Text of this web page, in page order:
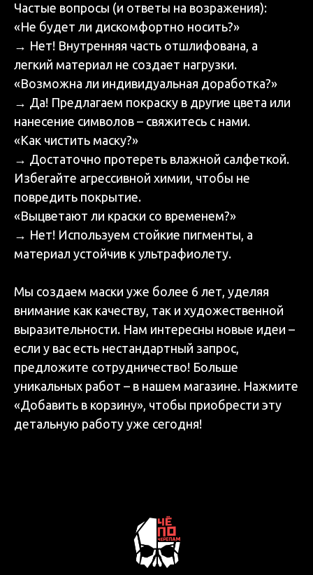
Частые вопросы (и ответы на возражения):
«Не будет ли дискомфортно носить?»
→ Нет! Внутренняя часть отшлифована, а
легкий материал не создает нагрузки.
«Возможна ли индивидуальная доработка?»
→ Да! Предлагаем покраску в другие цвета или
нанесение символов – свяжитесь с нами.
«Как чистить маску?»
→ Достаточно протереть влажной салфеткой.
Избегайте агрессивной химии, чтобы не
повредить покрытие.
«Выцветают ли краски со временем?»
→ Нет! Используем стойкие пигменты, а
материал устойчив к ультрафиолету.
Мы создаем маски уже более 6 лет, уделяя
внимание как качеству, так и художественной
выразительности. Нам интересны новые идеи –
если у вас есть нестандартный запрос,
предложите сотрудничество! Больше
уникальных работ – в нашем магазине. Нажмите
«Добавить в корзину», чтобы приобрести эту
детальную работу уже сегодня!